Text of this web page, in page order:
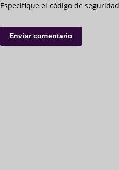
Especifique el código de seguridad